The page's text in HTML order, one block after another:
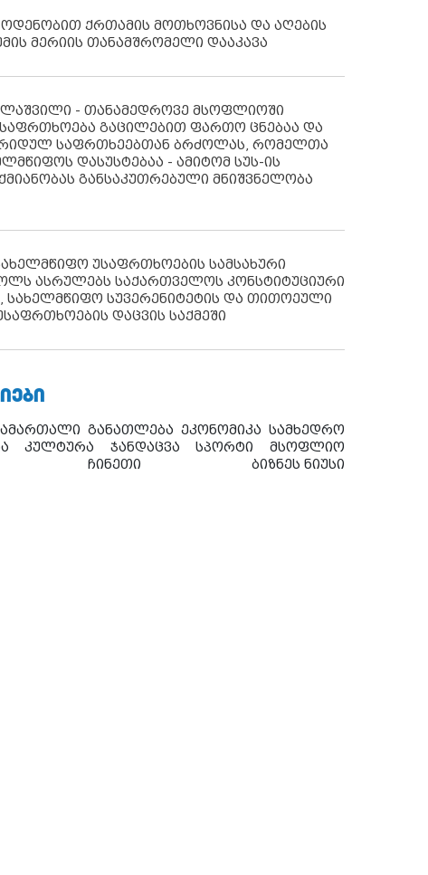
ოდენობით ქრთამის მოთხოვნისა და აღების
მერიის თანამშრომელი დააკავა
- თანამედროვე მსოფლიოში
გაცილებით ფართო ცნებაა და
საფრთხეებთან ბრძოლას, რომელთა
დასუსტებაა - ამიტომ სუს-ის
განსაკუთრებული მნიშვნელობა
უსაფრთხოების სამსახური
ასრულებს საქართველოს კონსტიტუციური
სახელმწიფო სუვერენიტეტის და თითოეული
დაცვის საქმეში
განათლება ეკონომიკა სამხედრო
კულტურა ჯანდაცვა სპორტი
მსოფლიო
ჩინეთი ბიზნეს ნიუსი